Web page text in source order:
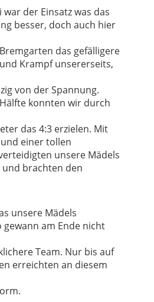
der Einsatz was das
besser, doch auch hier
das gefälligere
Krampf unsererseits,
von der Spannung.
konnten wir durch
das 4:3 erzielen. Mit
einer tollen
unsere Mädels
brachten den
unsere Mädels
am Ende nicht
Team. Nur bis auf
erreichten an diesem